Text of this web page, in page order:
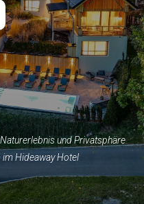
und Privatsphäre
Hideaway Hotel